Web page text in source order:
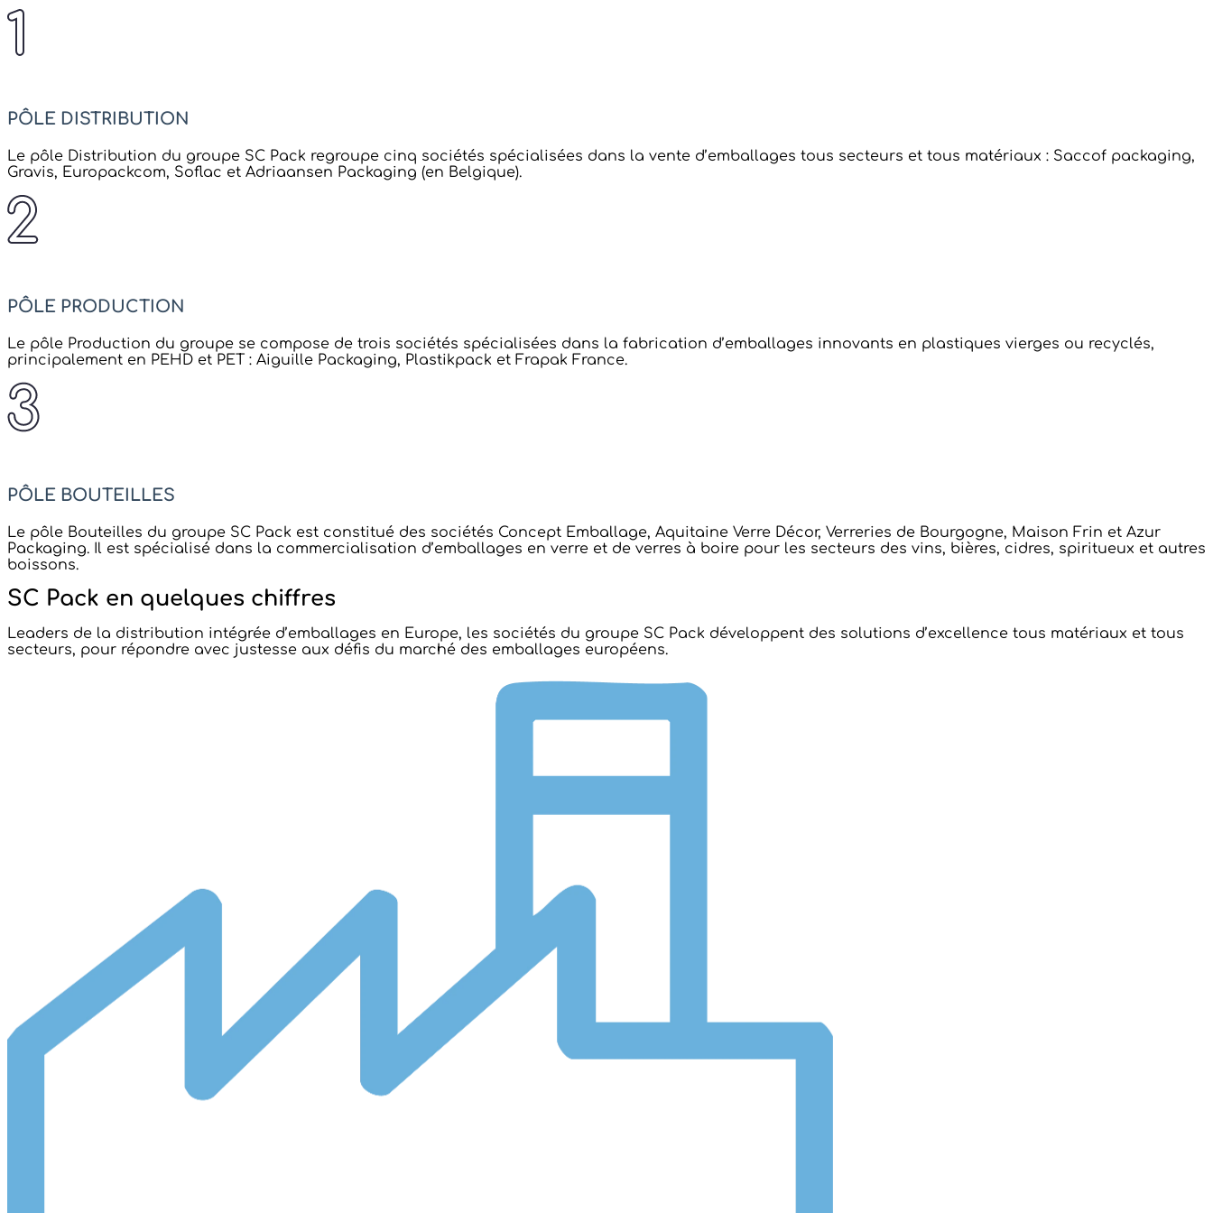
PÔLE DISTRIBUTION
Le pôle Distribution du groupe SC Pack regroupe cinq sociétés spécialisées dans la vente d’emballages tous secteurs et tous matériaux : Saccof packaging,
Gravis, Europackcom, Soflac et Adriaansen Packaging (en Belgique).
PÔLE PRODUCTION
Le pôle Production du groupe se compose de trois sociétés spécialisées dans la fabrication d’emballages innovants en plastiques vierges ou recyclés,
principalement en PEHD et PET : Aiguille Packaging, Plastikpack et Frapak France.
PÔLE BOUTEILLES
Le pôle Bouteilles du groupe SC Pack est constitué des sociétés Concept Emballage, Aquitaine Verre Décor, Verreries de Bourgogne, Maison Frin et Azur
Packaging. Il est spécialisé dans la commercialisation d’emballages en verre et de verres à boire pour les secteurs des vins, bières, cidres, spiritueux et autres
boissons.
SC Pack en quelques chiffres
Leaders de la distribution intégrée d’emballages en Europe, les sociétés du groupe SC Pack développent des solutions d’excellence tous matériaux et tous
secteurs, pour répondre avec justesse aux défis du marché des emballages européens.